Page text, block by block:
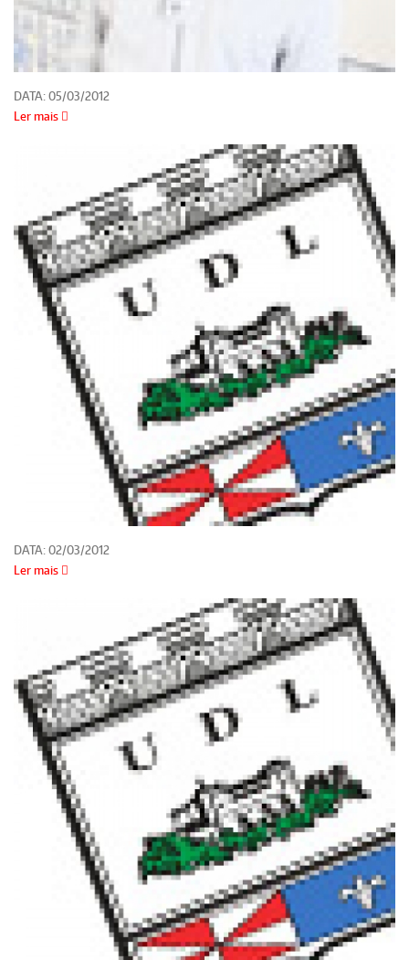
DATA:05/03/2012
Ler mais
DATA:02/03/2012
Ler mais